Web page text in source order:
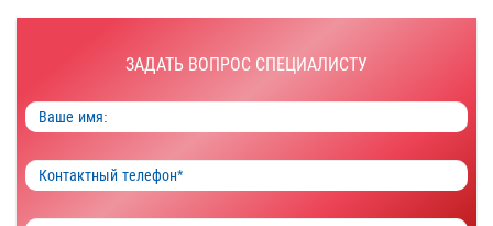
ЗАДАТЬ ВОПРОС СПЕЦИАЛИСТУ